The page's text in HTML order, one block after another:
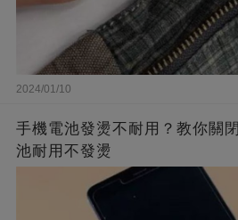
2024/01/10
手機電池發燙不耐用？教你關
池耐用不發燙